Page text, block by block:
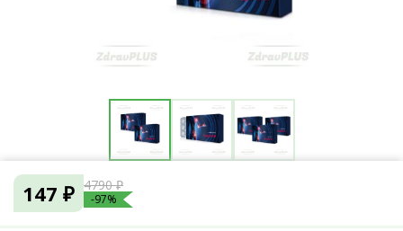
147 ₽ 4790 ₽
-97%